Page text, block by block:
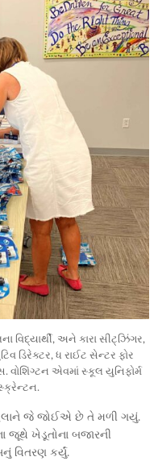
વિદ્યાર્થી, અને કારા સીટ્ઝિંગર,
ડિરેક્ટર, ધ રાઈટ સેન્ટર ફોર
વોશિંગ્ટન એવમાં સ્કૂલ યુનિફોર્મ
જે જોઈએ છે તે મળી ગયું.
જૂથે ખેડૂતોના બજારની
વિતરણ કર્યું.